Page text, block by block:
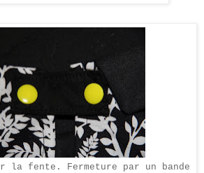
la fente. Fermeture par un bande